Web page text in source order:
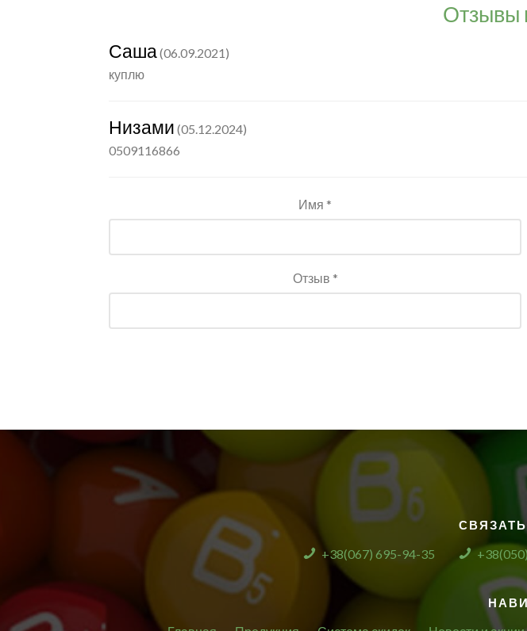
Отзывы
Саша(06.09.2021)
куплю
Низами (05.12.2024)
0509116866
Имя *
Отзыв *
+38(067) 695-94-35